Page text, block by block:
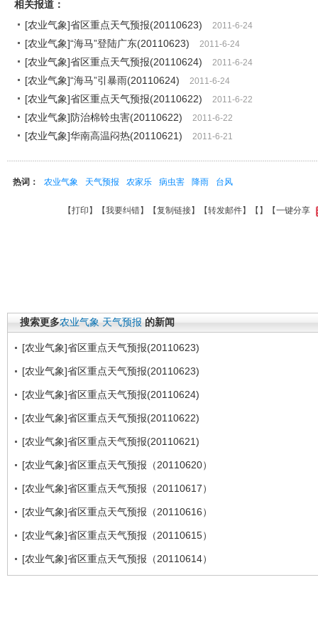
相关报道：
[农业气象]省区重点天气预报(20110623)
2011-6-24
[农业气象]“海马”登陆广东(20110623) 2011-6-24
[农业气象]省区重点天气预报(20110624) 2011-6-24
[农业气象]“海马”引暴雨(20110624) 2011-6-24
[农业气象]省区重点天气预报(20110622) 2011-6-22
[农业气象]防治棉铃虫害(20110622) 2011-6-22
[农业气象]华南高温闷热(20110621) 2011-6-21
热词： 农业气象 天气预报 农家乐 病虫害 降雨 台风
【打印 】【我要纠错】【复制链接】【转发邮件】【 】 【一键分享
搜索更多农业气象 天气预报 的新闻
[农业气象]省区重点天气预报(20110623)
[农业气象]省区重点天气预报(20110623)
[农业气象]省区重点天气预报(20110624)
[农业气象]省区重点天气预报(20110622)
[农业气象]省区重点天气预报(20110621)
[农业气象]省区重点天气预报（20110620）
[农业气象]省区重点天气预报（20110617）
[农业气象]省区重点天气预报（20110616）
[农业气象]省区重点天气预报（20110615）
[农业气象]省区重点天气预报（20110614）